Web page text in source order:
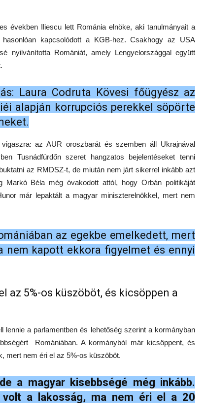
években Iliescu lett Románia elnöke, aki tanulmányait a
kapcsolódott a KGB-hez. Csakhogy az USA
nyilvánította Romániát, amely Lengyelországgal együtt
Laura Codruta Kövesi főügyész az
alapján korrupciós perekkel söpörte
az AUR oroszbarát és szemben áll Ukrajnával
Tusnádfürdőn szeret hangzatos bejelentéseket tenni
az RMDSZ-t, de miután nem járt sikerrel inkább azt
Béla még óvakodott attól, hogy Orbán politikáját
már lepaktált a magyar miniszterelnökkel, mert nem
az egekbe emelkedett, mert
nem kapott ekkora figyelmet és ennyi
az 5%-os küszöböt, és kicsöppen a
a parlamentben és lehetőség szerint a kormányban
Romániában. A kormányból már kicsöppent, és
mert nem éri el az 5%-os küszöböt.
a magyar kisebbségé még inkább.
volt a lakosság, ma nem éri el a 20